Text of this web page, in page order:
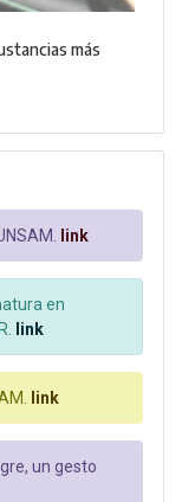
más
link
en
link
link
un gesto